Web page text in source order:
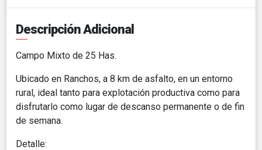
Descripción Adicional
Campo Mixto de 25 Has.
Ubicado en Ranchos, a 8 km de asfalto, en un entorno
rural, ideal tanto para explotación productiva como para
disfrutarlo como lugar de descanso permanente o de fin
de semana.
Detalle: